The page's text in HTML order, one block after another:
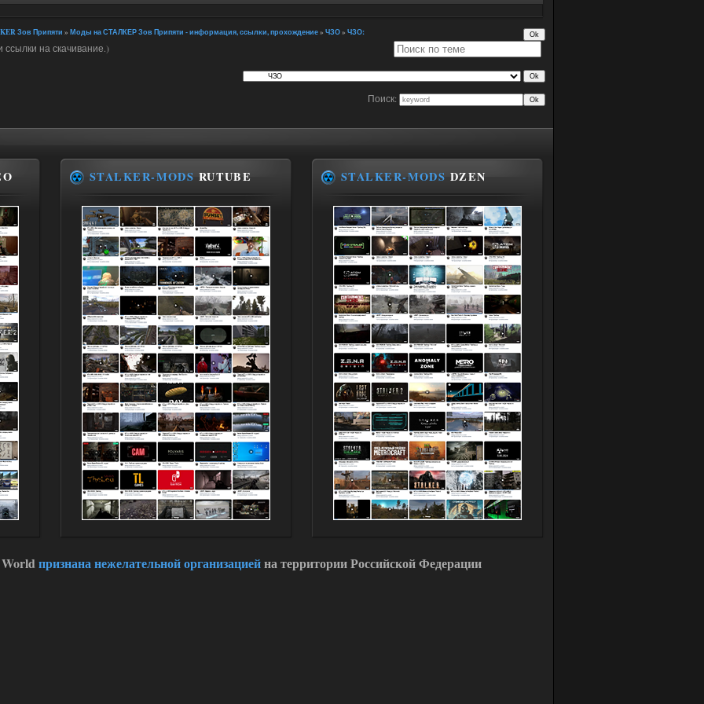
Зов Припяти » Моды на СТАЛКЕР Зов Припяти - информация, ссылки, прохождение» ЧЗО» ЧЗО:
на скачивание.)
Поиск:
STALKER-MODS RUTUBE STALKER-MODS DZEN
признана нежелательной организациейна территории Российской Федерации